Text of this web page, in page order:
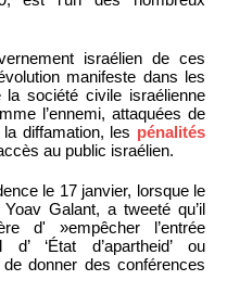
israélien de ces
manifeste dans les
société civile israélienne
l’ennemi, attaquées de
diffamation, les pénalités
au public israélien.
le 17 janvier, lorsque le
Galant, a tweeté qu’il
d' »empêcher l’entrée
d’ ‘État d’apartheid’ ou
de donner des conférences